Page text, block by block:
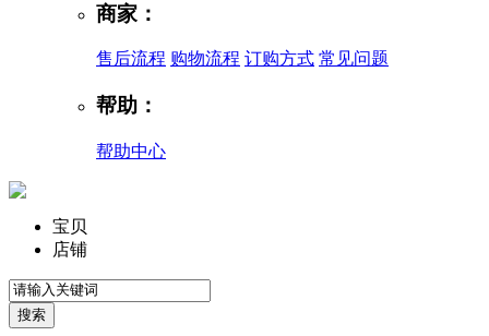
商家：
售后流程 购物流程 订购方式 常见问题
帮助：
帮助中心
宝贝
店铺